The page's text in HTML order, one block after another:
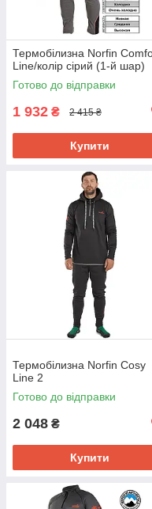
Термобілизна Norfin
Line/колір сірий (1-й шар)
Готово до відправки
1 932 ₴ 2 415 ₴
Купити
Термобілизна Norfin Cosy
Line 2
Готово до відправки
2 048 ₴
Купити